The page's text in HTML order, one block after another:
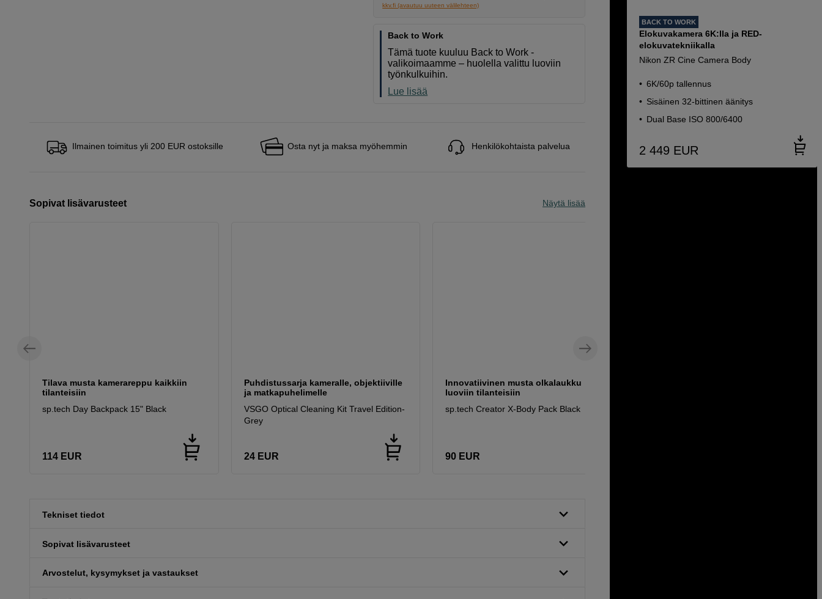
kkv.fi (avautuu uuteen välilehteen)
Back to Work
Tämä tuote kuuluu Back to Work -
valikoimaamme – huolella valittu luoviin
työnkulkuihin.
Lue lisää
Ilmainen toimitus yli 200 EUR ostoksille Osta nyt ja maksa myöhemmin Henkilökohtaista palvelua
Sopivat lisävarusteet Näytä lisää
Tilava musta kamerareppu kaikkiin
tilanteisiin
sp.tech Day Backpack 15" Black
114 EUR
Puhdistussarja kameralle, objektiiville
ja matkapuhelimelle
VSGO Optical Cleaning Kit Travel Edition-
Grey
24 EUR
Innovatiivinen musta olkalaukku
luoviin tilanteisiin
sp.tech Creator X-Body Pack Black
90 EUR
Tekniset tiedot
Sopivat lisävarusteet
Arvostelut, kysymykset ja vastaukset
BACK TO WORK
Elokuvakamera 6K:lla ja RED-
elokuvatekniikalla
Nikon ZR Cine Camera Body
6K/60p tallennus
Sisäinen 32-bittinen äänitys
Dual Base ISO 800/6400
2 449 EUR